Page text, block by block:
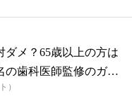
ダメ？65歳以上の方は
の歯科医師監修のガ
）